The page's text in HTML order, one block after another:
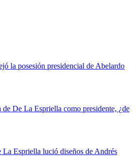
la posesión presidencial de Abelardo
De La Espriella como presidente, ¿de
Espriella lució diseños de Andrés